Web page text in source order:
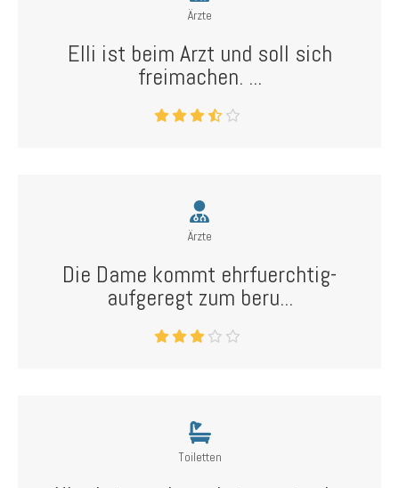
Ärzte
Elli ist beim Arzt und soll sich
freimachen. ...
Ärzte
Die Dame kommt ehrfuerchtig-
aufgeregt zum beru...
Toiletten